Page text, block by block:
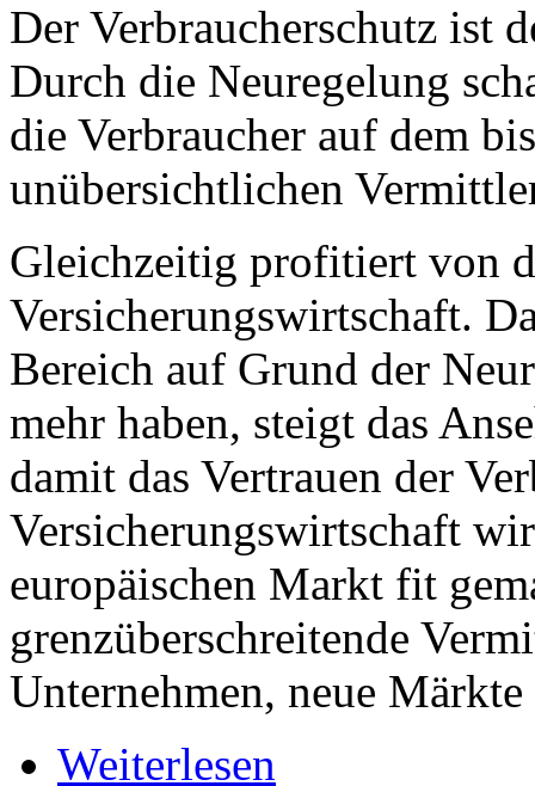
Der Verbraucherschutz ist
Durch die Neuregelung
die Verbraucher auf dem
unübersichtlichen
Gleichzeitig profitiert von
Versicherungswirtschaft.
Bereich auf Grund der
mehr haben, steigt das
damit das Vertrauen der
Versicherungswirtschaft
europäischen Markt fit
grenzüberschreitende
Unternehmen, neue
Weiterlesen